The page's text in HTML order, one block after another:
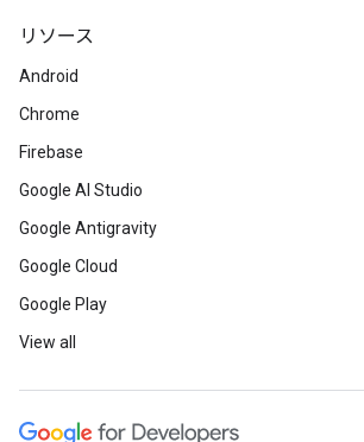
リソース
Android
Chrome
Firebase
Google AI Studio
Google Antigravity
Google Cloud
Google Play
View all